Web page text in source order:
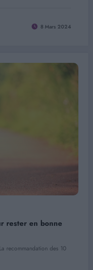
8 Mars 2024
rester en bonne
recommandation des 10